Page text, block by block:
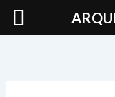
Skip